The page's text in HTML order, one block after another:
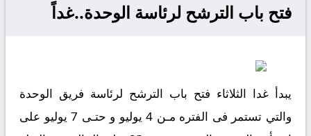
فتح باب الترشح لرئاسة الوحدة..غداً
والتي تستمر فى الفتره مـن 4 يوليو و حتـى 7 يوليو على